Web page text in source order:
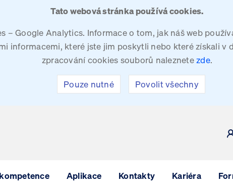
Tato webová stránka používá cookies.
– Google Analytics. Informace o tom, jak náš web
informacemi, které jste jim poskytli nebo které získali v
zpracování cookies souborů naleznetezde.
Pouze nutné Povolit všechny
Aplikace Kontakty Kariéra